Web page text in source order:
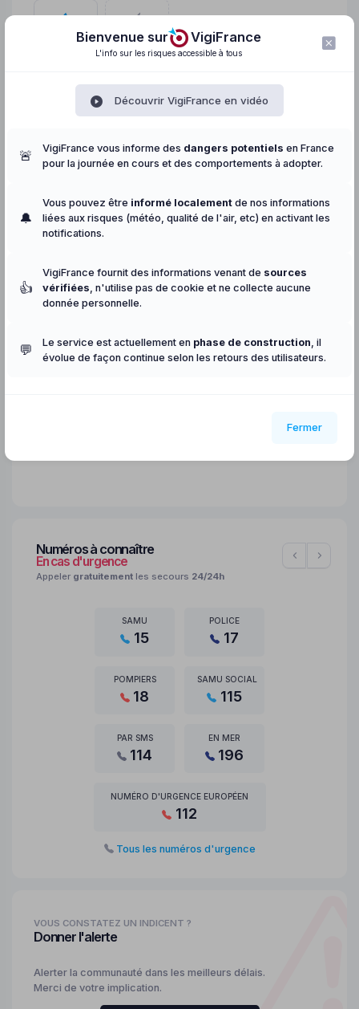
Electricité
CARTE DES ARRÊTÉS
Carte simplifiée pour les particuliers provenant de
VigiEau.gouv.fr
.
Alerte
Numéros à connaître
En cas d'urgence
Appeler gratuitement les secours 24/24h
SAMU
15
POLICE
17
POMPIERS
18
SAMU SOCIAL
115
PAR SMS
114
EN MER
196
NUMÉRO D'URGENCE EUROPÉEN
112
Tous les numéros d'urgence
VOUS CONSTATEZ UN INDICENT ?
Donner l'alerte
Alerter la communauté dans les meilleurs délais.
Merci de votre implication.
Bienvenue sur VigiFrance
L'info sur les risques accessible à tous
Découvrir VigiFrance en vidéo
🚨 VigiFrance vous informe des dangers potentiels en France
pour la journée en cours et des comportements à adopter.
🔔
Vous pouvez être informé localement de nos informations
liées aux risques (météo, qualité de l'air, etc) en activant les
notifications.
👍
VigiFrance fournit des informations venant de sources
vérifiées, n'utilise pas de cookie et ne collecte aucune
donnée personnelle.
💬 Le service est actuellement en phase de construction, il
évolue de façon continue selon les retours des utilisateurs.
Fermer